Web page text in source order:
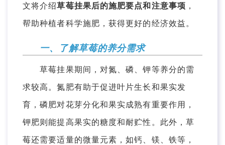
文将介绍草莓挂果后的施肥要点和注意事项 ，
帮助种植者科学施肥，获得更好的经济效益。
一、了解草莓的养分需求
草莓挂果期间，对氮、磷、钾等养分的需
求较高。氮肥有助于促进叶片生长和果实发
育，磷肥对花芽分化和果实成熟有重要作用，
钾肥则能提高果实的糖度和耐贮性。此外，草
莓还需要适量的微量元素，如钙、镁、铁等，